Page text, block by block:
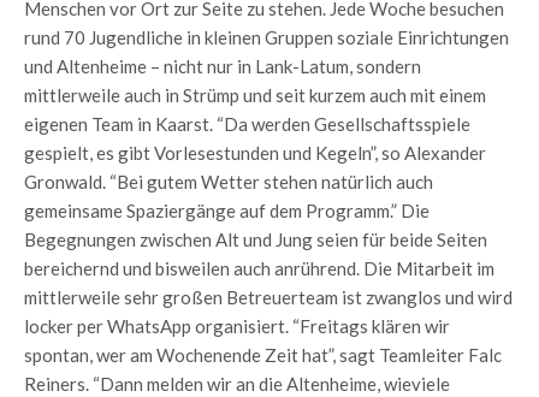
Menschen vor Ort zur Seite zu stehen. Jede Woche besuchen
rund 70 Jugendliche in kleinen Gruppen soziale Einrichtungen
und Altenheime – nicht nur in Lank-Latum, sondern
mittlerweile auch in Strümp und seit kurzem auch mit einem
eigenen Team in Kaarst. “Da werden Gesellschaftsspiele
gespielt, es gibt Vorlesestunden und Kegeln”, so Alexander
Gronwald. “Bei gutem Wetter stehen natürlich auch
gemeinsame Spaziergänge auf dem Programm.” Die
Begegnungen zwischen Alt und Jung seien für beide Seiten
bereichernd und bisweilen auch anrührend. Die Mitarbeit im
mittlerweile sehr großen Betreuerteam ist zwanglos und wird
locker per WhatsApp organisiert. “Freitags klären wir
spontan, wer am Wochenende Zeit hat”, sagt Teamleiter Falc
Reiners. “Dann melden wir an die Altenheime, wieviele